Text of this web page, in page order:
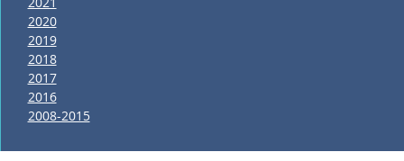
2020
2019
2018
2017
2016
2008-2015